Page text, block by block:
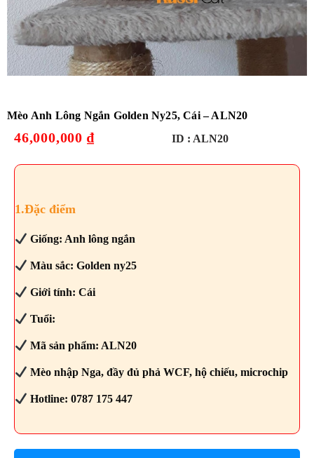
Mèo Anh Lông Ngắn Golden Ny25, Cái – ALN20
46,000,000 ₫ ID : ALN20
1.Đặc điểm
Giống: Anh lông ngắn
Màu sắc: Golden ny25
Giới tính: Cái
Tuổi:
Mã sản phẩm: ALN20
Mèo nhập Nga, đầy đủ phả WCF, hộ chiếu, microchip
Hotline: 0787 175 447